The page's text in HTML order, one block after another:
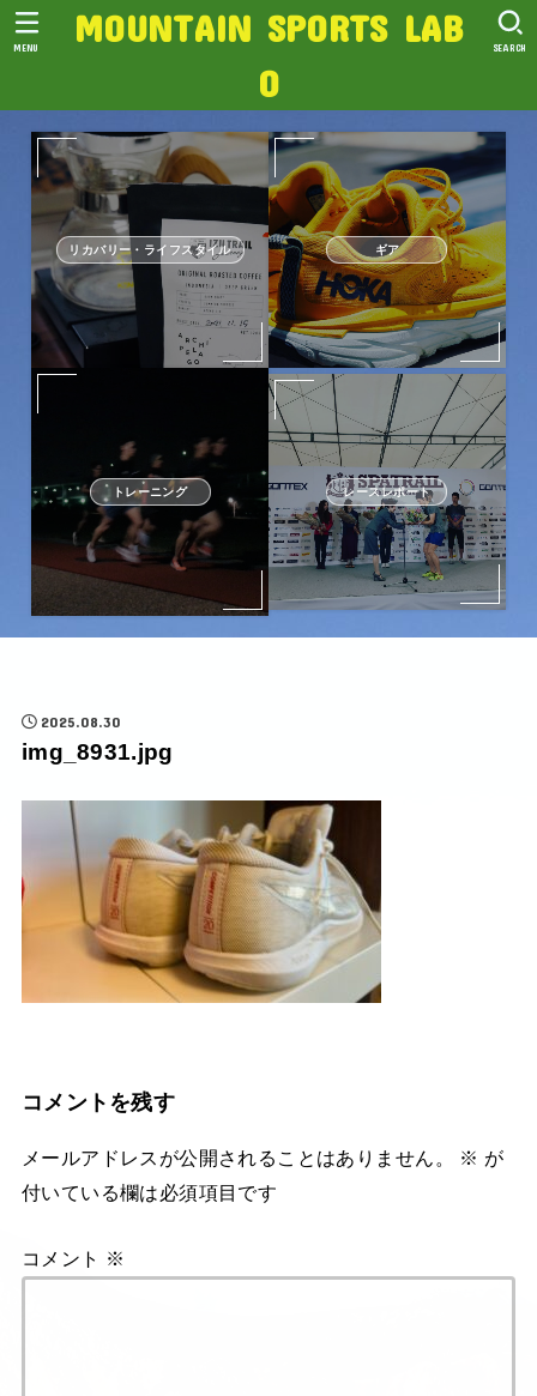
MOUNTAIN SPORTS LAB
O
SEARCH
MENU
リカバリー・ライフスタイル ギア
トレーニング レースレポート
2025.08.30
img_8931.jpg
コメントを残す
メールアドレスが公開されることはありません。 ※ が
付いている欄は必須項目です
コメント ※